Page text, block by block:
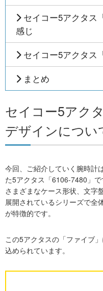
セイコー5アクタス
感じ
セイコー5アクタス
まとめ
セイコー5アク
デザインについ
今回、ご紹介していく腕時計
た5アクタス「6106-7480」で
さまざまなケース形状、文字
展開されているシリーズで全
が特徴的です。
この5アクタスの「ファイブ
込められています。